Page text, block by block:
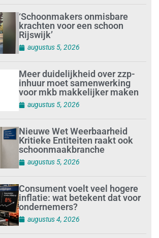
‘Schoonmakers onmisbare
krachten voor een schoon
Rijswijk’
augustus 5, 2026
Meer duidelijkheid over zzp-
inhuur moet samenwerking
voor mkb makkelijker maken
augustus 5, 2026
Nieuwe Wet Weerbaarheid
Kritieke Entiteiten raakt ook
schoonmaakbranche
augustus 5, 2026
Consument voelt veel hogere
inflatie: wat betekent dat voor
ondernemers?
augustus 4, 2026